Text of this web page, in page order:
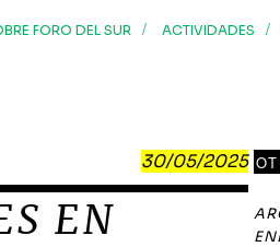
FORO DEL SUR / ACTIVIDADES /
30/05/2025
EN